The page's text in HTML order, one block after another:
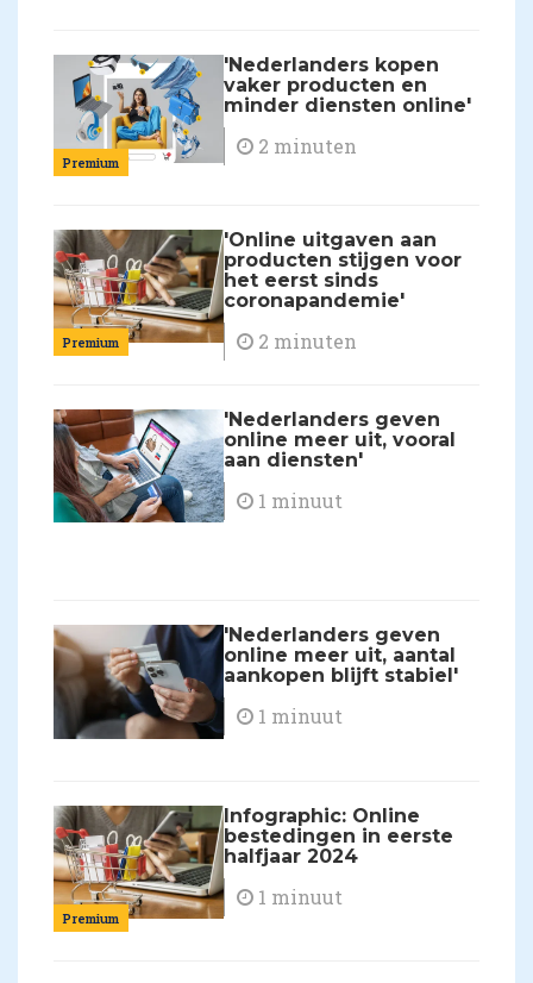
Premium
'Nederlanders kopen
vaker producten en
minder diensten online'
2 minuten
Premium
'Online uitgaven aan
producten stijgen voor
het eerst sinds
coronapandemie'
2 minuten
'Nederlanders geven
online meer uit, vooral
aan diensten'
1 minuut
'Nederlanders geven
online meer uit, aantal
aankopen blijft stabiel'
1 minuut
Premium
Infographic: Online
bestedingen in eerste
halfjaar 2024
1 minuut